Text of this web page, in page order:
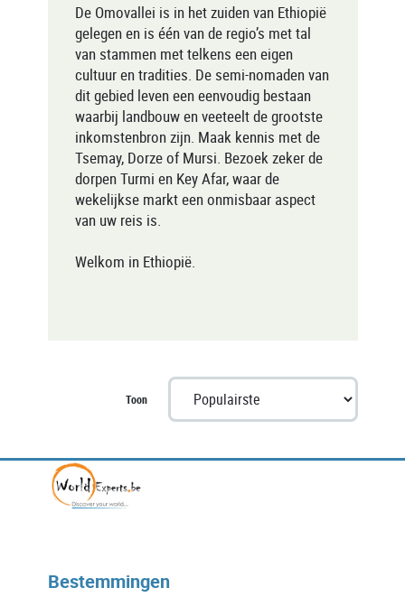
De Omovallei is in het zuiden van Ethiopië
gelegen en is één van de regio’s met tal
van stammen met telkens een eigen
cultuur en tradities. De semi-nomaden van
dit gebied leven een eenvoudig bestaan
waarbij landbouw en veeteelt de grootste
inkomstenbron zijn. Maak kennis met de
Tsemay, Dorze of Mursi. Bezoek zeker de
dorpen Turmi en Key Afar, waar de
wekelijkse markt een onmisbaar aspect
van uw reis is.
Welkom in Ethiopië.
Toon
Bestemmingen